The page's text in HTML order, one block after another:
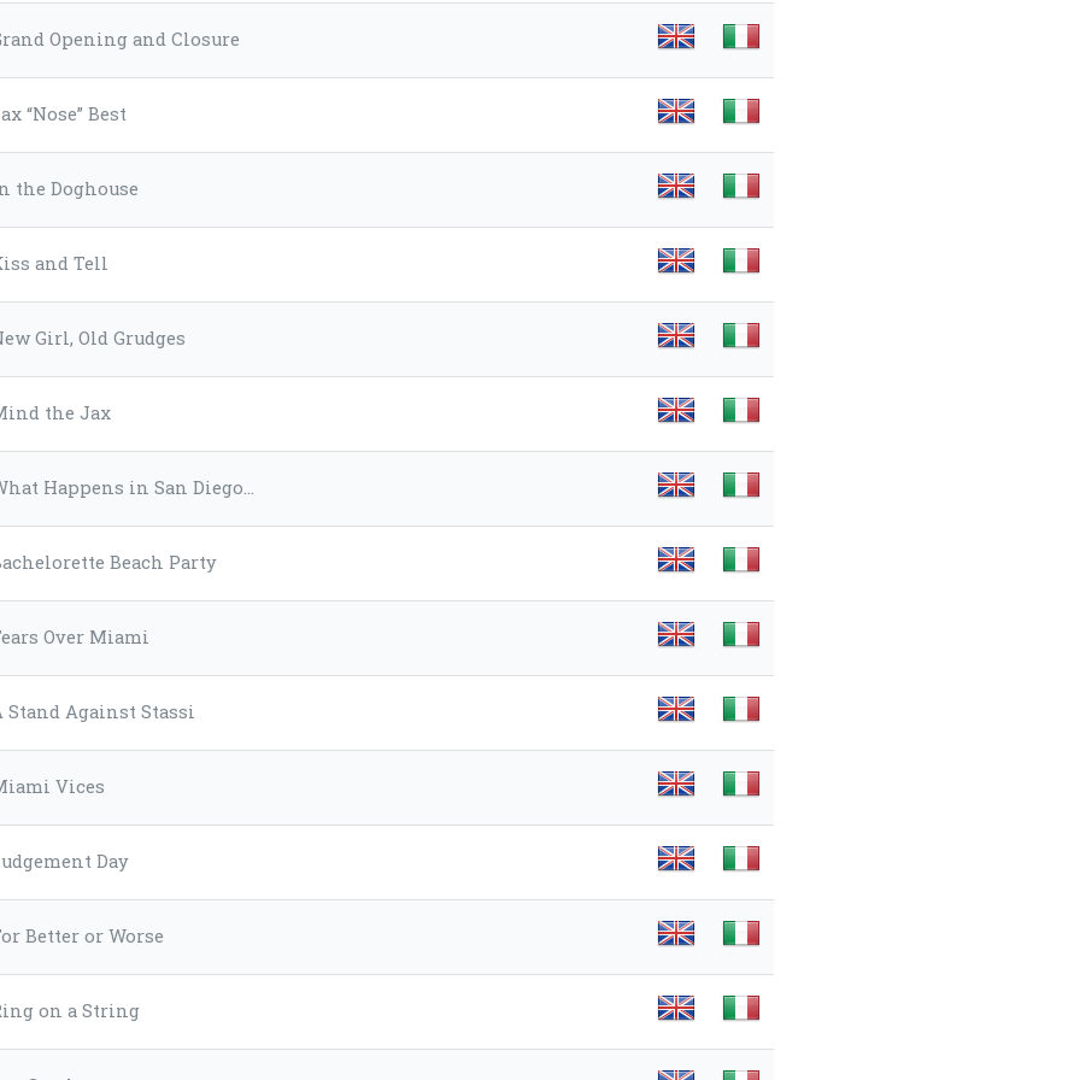
Opening and Closure
“Nose” Best
the Doghouse
and Tell
Girl, Old Grudges
the Jax
Happens in San Diego…
Beach Party
Over Miami
Stand Against Stassi
Vices
Day
Better or Worse
on a String